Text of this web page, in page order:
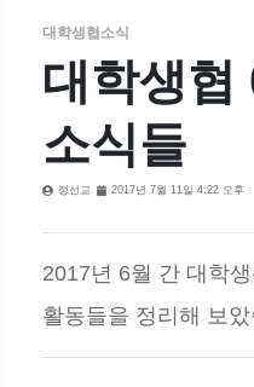
대학생협소식
대학생협
소식들
정선교 2017년 7월 11일 4:22 오후
2017년 6월 간 대학
활동들을 정리해 보